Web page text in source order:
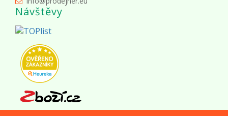
Návštěvy